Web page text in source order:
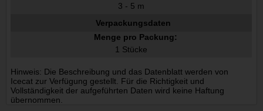
3 - 5 m
Verpackungsdaten
Menge pro Packung:
1 Stücke
Hinweis: Die Beschreibung und das Datenblatt werden von
Icecat zur Verfügung gestellt. Für die Richtigkeit und
Vollständigkeit der aufgeführten Daten wird keine Haftung
übernommen.